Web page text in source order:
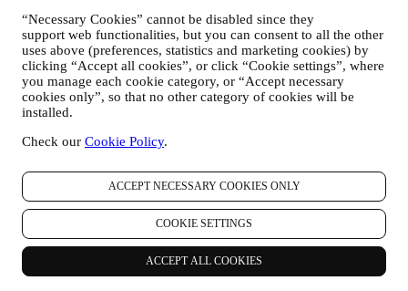
“Necessary Cookies” cannot be disabled since they
support web functionalities, but you can consent to all the other
uses above (preferences, statistics and marketing cookies) by
clicking “Accept all cookies”, or click “Cookie settings”, where
you manage each cookie category, or “Accept necessary
cookies only”, so that no other category of cookies will be
installed.
Check our Cookie Policy.
ACCEPT NECESSARY COOKIES ONLY
COOKIE SETTINGS
ACCEPT ALL COOKIES
Als u een van onze producten hebt gekocht, kunnen wij u een
e-mail sturen met de vraag om uw producten te beoordelen.
Wij zijn geïnteresseerd in productbeoordelingen van onze
klanten (als zij dergelijke informatie willen verstrekken) om
onze producten en diensten voortdurend te verbeteren. Aan
het einde van het aankoopproces kunnen wij u ook uitnodigen
niet verplicht, en u bent vrij om deze al dan niet in te dienen.
Sommige van onze fysieke winkels gebruiken WhatsApp for
Business met klanten die daarom vragen, alleen om
ondersteuning te bieden en informatie over onze producten te
sturen. Dit kanaal is niet gericht op de verkoop van onze
producten. Er worden geen creditcardgegevens of andere
gevoelige informatie gevraagd via WhatsApp. U kunt meer te